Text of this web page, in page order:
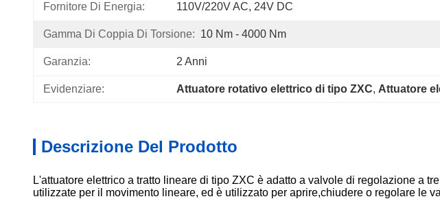
Fornitore Di Energia: 110V/220V AC, 24V DC
Gamma Di Coppia Di Torsione: 10 Nm - 4000 Nm
Garanzia: 2 Anni
Evidenziare: Attuatore rotativo elettrico di tipo ZXC, Attuatore
Descrizione Del Prodotto
L'attuatore elettrico a tratto lineare di tipo ZXC è adatto a valvole di regolazione a
utilizzate per il movimento lineare, ed è utilizzato per aprire,chiudere o regolare le